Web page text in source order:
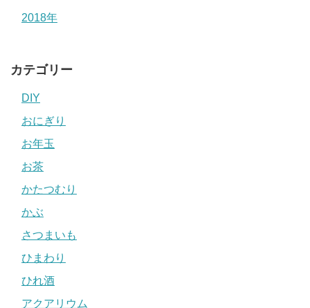
2018年
カテゴリー
DIY
おにぎり
お年玉
お茶
かたつむり
かぶ
さつまいも
ひまわり
ひれ酒
アクアリウム